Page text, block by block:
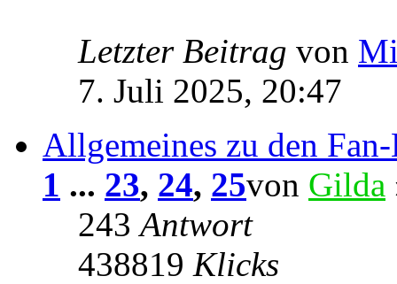
Letzter Beitrag von
7. Juli 2025, 20:47
Allgemeines zu den
1 ... 23, 24, 25von Gilda
243Antwort
438819 Klicks